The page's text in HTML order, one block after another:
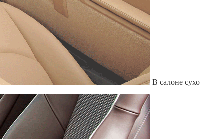
Служат до 10 лет